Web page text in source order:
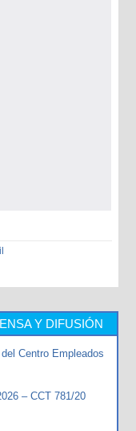
Y DIFUSIÓN
Centro Empleados
– CCT 781/20